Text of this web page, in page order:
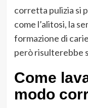
corretta pulizia si
come l’alitosi, la
formazione di
però risulterebbe
Come
modo